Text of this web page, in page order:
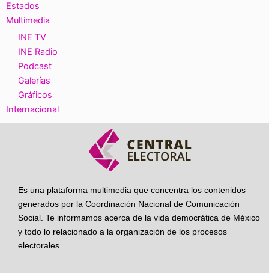
Estados
Multimedia
INE TV
INE Radio
Podcast
Galerías
Gráficos
Internacional
Es una plataforma multimedia que concentra los contenidos
generados por la Coordinación Nacional de Comunicación
Social. Te informamos acerca de la vida democrática de México
y todo lo relacionado a la organización de los procesos
electorales